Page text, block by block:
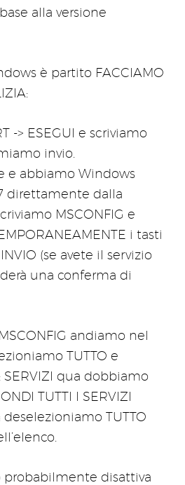
alla versione
è partito FACCIAMO
-> ESEGUI e scriviamo
invio.
e abbiamo Windows
direttamente dalla
MSCONFIG e
i tasti
(se avete il servizio
una conferma di
andiamo nel
TUTTO e
qua dobbiamo
TUTTI I SERVIZI
deselezioniamo TUTTO
probabilmente disattiva